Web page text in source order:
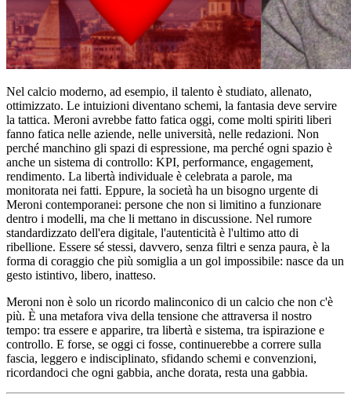
Nel calcio moderno, ad esempio, il talento è studiato, allenato,
ottimizzato. Le intuizioni diventano schemi, la fantasia deve servire
la tattica. Meroni avrebbe fatto fatica oggi, come molti spiriti liberi
fanno fatica nelle aziende, nelle università, nelle redazioni. Non
perché manchino gli spazi di espressione, ma perché ogni spazio è
anche un sistema di controllo: KPI, performance, engagement,
rendimento. La libertà individuale è celebrata a parole, ma
monitorata nei fatti. Eppure, la società ha un bisogno urgente di
Meroni contemporanei: persone che non si limitino a funzionare
dentro i modelli, ma che li mettano in discussione. Nel rumore
standardizzato dell'era digitale, l'autenticità è l'ultimo atto di
ribellione. Essere sé stessi, davvero, senza filtri e senza paura, è la
forma di coraggio che più somiglia a un gol impossibile: nasce da un
gesto istintivo, libero, inatteso.
Meroni non è solo un ricordo malinconico di un calcio che non c'è
più. È una metafora viva della tensione che attraversa il nostro
tempo: tra essere e apparire, tra libertà e sistema, tra ispirazione e
controllo. E forse, se oggi ci fosse, continuerebbe a correre sulla
fascia, leggero e indisciplinato, sfidando schemi e convenzioni,
ricordandoci che ogni gabbia, anche dorata, resta una gabbia.